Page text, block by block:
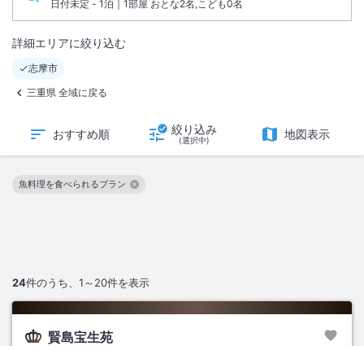
日付未定 - 1泊｜1部屋 おとな2名,こども0名
詳細エリアに絞り込む
志摩市
三重県 全域に戻る
おすすめ順 絞り込み
(選択中) 地図表示
24件のうち、 1～20件を表示
魚料理を食べられるプラン
この絞り込み条件を解除
賢島宝生苑